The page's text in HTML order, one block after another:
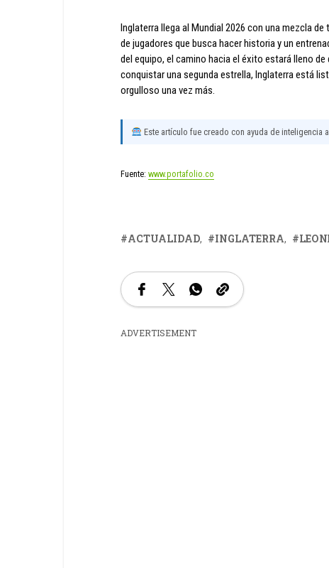
Inglaterra llega al Mundial 2026 con una mezcla
de jugadores que busca hacer historia y un
del equipo, el camino hacia el éxito estará lleno
conquistar una segunda estrella, Inglaterra está
orgulloso una vez más.
Este artículo fue creado con ayuda de inteligencia
Fuente: www.portafolio.co
ACTUALIDAD INGLATERRA
ADVERTISEMENT